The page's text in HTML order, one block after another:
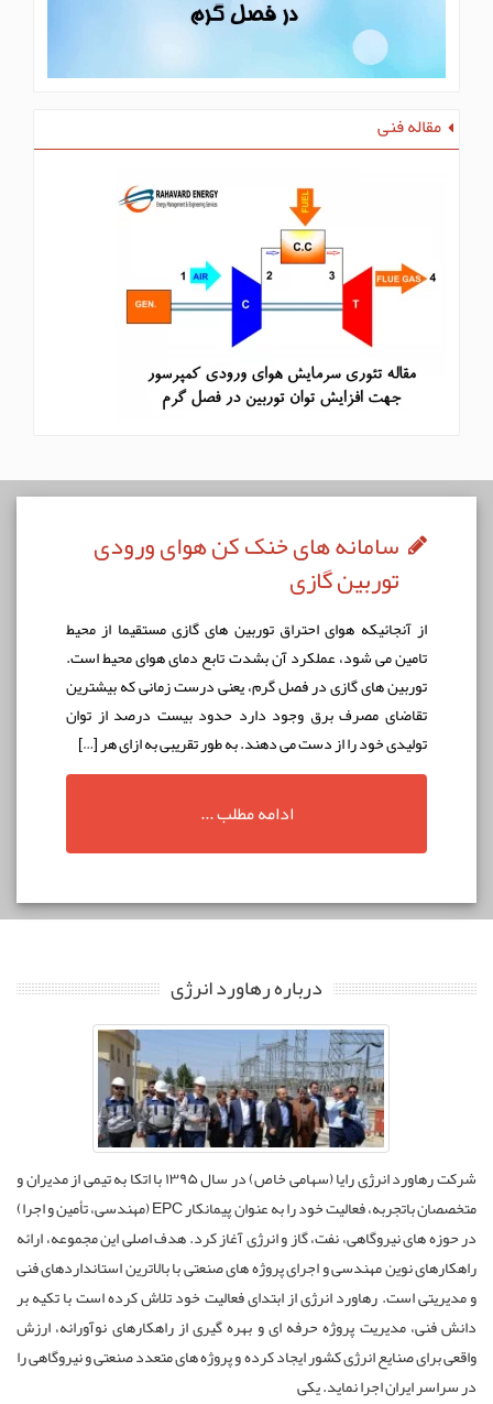
مقاله فنی
سامانه های خنک کن هوای ورودی
توربین گازی
از آنجائيكه هوای احتراق توربين های گازی مستقيما از محيط
تامين می شود، عملكرد آن بشدت تابع دمای هوای محيط است.
توربين های گازی در فصل گرم، يعنی درست زمانی که بيشترين
تقاضای مصرف برق وجود دارد حدود بيست درصد از توان
توليدی خود را از دست می دهند. به طور تقریبی به ازای هر […]
ادامه مطلب ...
درباره رهاورد انرژی
شرکت رهاورد انرژی رایا (سهامی خاص) در سال ۱۳۹۵ با اتکا به تیمی از مدیران و
متخصصان باتجربه، فعالیت خود را به عنوان پیمانکار EPC (مهندسی، تأمین و اجرا)
در حوزه های نیروگاهی، نفت، گاز و انرژی آغاز کرد. هدف اصلی این مجموعه، ارائه
راهکارهای نوین مهندسی و اجرای پروژه های صنعتی با بالاترین استانداردهای فنی
و مدیریتی است. رهاورد انرژی از ابتدای فعالیت خود تلاش کرده است با تکیه بر
دانش فنی، مدیریت پروژه حرفه ای و بهره گیری از راهکارهای نوآورانه، ارزش
واقعی برای صنایع انرژی کشور ایجاد کرده و پروژه های متعدد صنعتی و نیروگاهی را
در سراسر ایران اجرا نماید. یکی